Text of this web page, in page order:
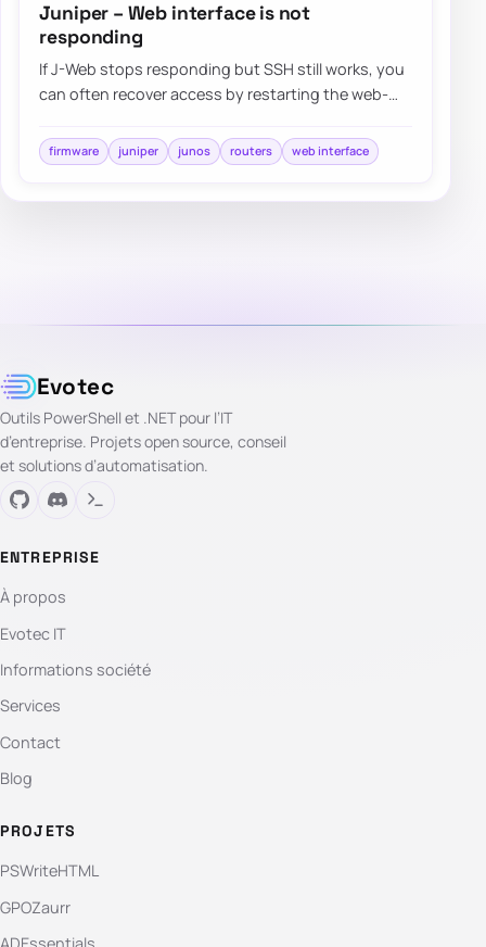
Juniper – Web interface is not
responding
If J-Web stops responding but SSH still works, you
can often recover access by restarting the web-
firmware juniper junos routers web interface
Evotec
Outils PowerShell et .NET pour l’IT
d’entreprise. Projets open source, conseil
et solutions d’automatisation.
ENTREPRISE
À propos
Evotec IT
Informations société
Services
Contact
Blog
PROJETS
PSWriteHTML
GPOZaurr